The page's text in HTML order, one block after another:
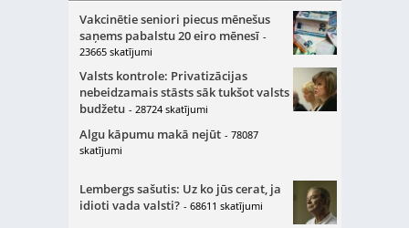
Vakcinētie seniori piecus mēnešus
saņems pabalstu 20 eiro mēnesī -
23665 skatījumi
Valsts kontrole: Privatizācijas
nebeidzamais stāsts sāk tukšot valsts
budžetu - 28724 skatījumi
Algu kāpumu makā nejūt - 78087
skatījumi
Lembergs sašutis: Uz ko jūs cerat, ja
idioti vada valsti? - 68611 skatījumi